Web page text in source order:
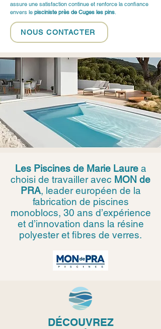
assure une satisfaction continue et renforce la confiance
envers le pisciniste près de Cuges les pins.
NOUS CONTACTER
Les Piscines de Marie Laurea
choisi de travailler avec MON de
PRA, leader européen de la
fabrication de piscines
monoblocs, 30 ans d’expérience
et d’innovation dans la résine
polyester et fibres de verres.
DÉCOUVREZ